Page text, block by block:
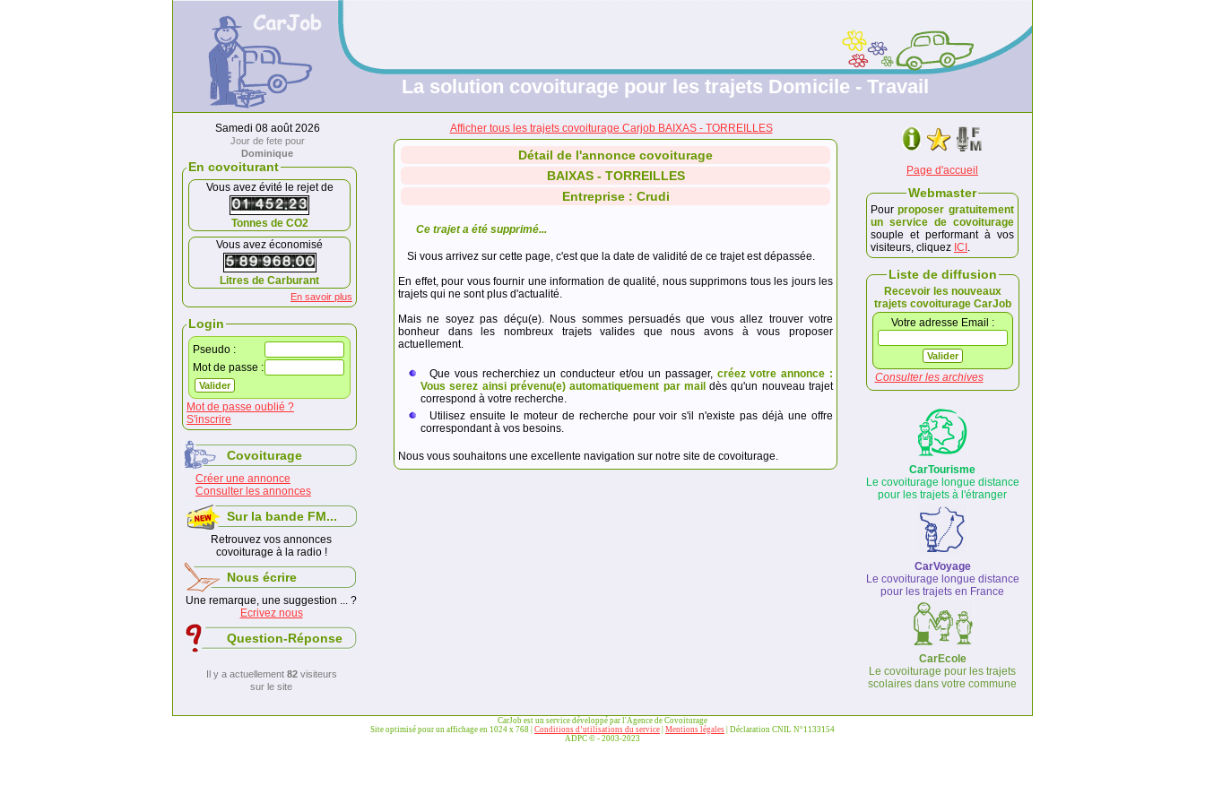
La solution covoiturage pour les trajets Domicile - Travail
Samedi 08 août 2026
Jour de fete pour
Dominique
En covoiturant
Vous avez évité le rejet de
Tonnes de CO2
Vous avez économisé
Litres de Carburant
En savoir plus
Login
Pseudo :
Mot de passe :
Mot de passe oublié ?
S'inscrire
Covoiturage
Créer une annonce
Consulter les annonces
Sur la bande FM...
Retrouvez vos annonces
covoiturage à la radio !
Nous écrire
Une remarque, une suggestion ... ?
Ecrivez nous
Question-Réponse
Il y a actuellement 82visiteurs
sur le site
Afficher tous les trajets covoiturage Carjob BAIXAS - TORREILLES
Détail de l'annonce covoiturage
BAIXAS - TORREILLES
Entreprise : Crudi
Ce trajet a été supprimé...
Si vous arrivez sur cette page, c'est que la date de validité de ce trajet est dépassée.
En effet, pour vous fournir une information de qualité, nous supprimons tous les jours les
trajets qui ne sont plus d'actualité.
Mais ne soyez pas déçu(e). Nous sommes persuadés que vous allez trouver votre
bonheur dans les nombreux trajets valides que nous avons à vous proposer
actuellement.
Que vous recherchiez un conducteur et/ou un passager, créez votre annonce :
Vous serez ainsi prévenu(e) automatiquement par mail dès qu'un nouveau trajet
correspond à votre recherche.
Utilisez ensuite le moteur de recherche pour voir s'il n'existe pas déjà une offre
correspondant à vos besoins.
Nous vous souhaitons une excellente navigation sur notre site de covoiturage.
Page d'accueil
Webmaster
Pour proposer gratuitement
un service de covoiturage
souple et performant à vos
visiteurs, cliquez ICI .
Liste de diffusion
Recevoir les nouveaux
trajets covoiturage CarJob
Votre adresse Email :
Consulter les archives
CarTourisme
Le covoiturage longue distance
pour les trajets à l'étranger
CarVoyage
Le covoiturage longue distance
pour les trajets en France
CarEcole
Le covoiturage pour les trajets
scolaires dans votre commune
CarJob est un service développé par l'Agence de Covoiturage
Site optimisé pour un affichage en 1024 x 768 | Conditions d’utilisations du service Mentions légales | Déclaration CNIL N°1133154
ADPC © - 2003-2023